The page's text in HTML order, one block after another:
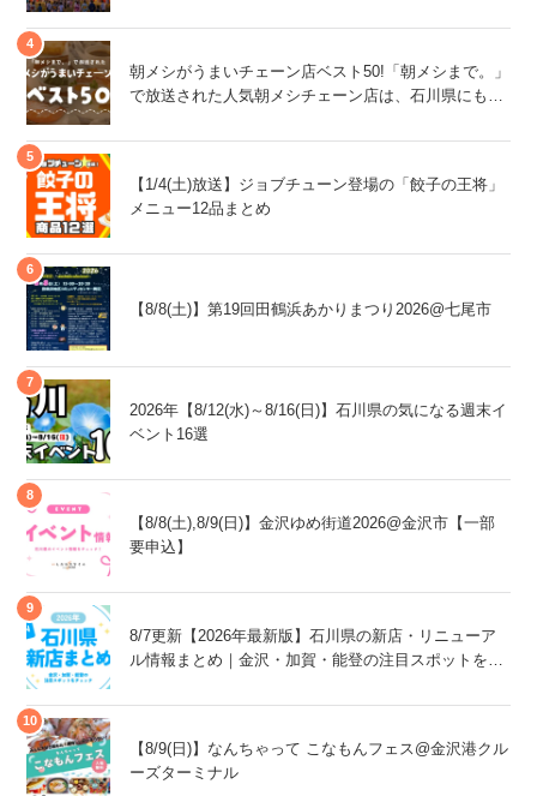
朝メシがうまいチェーン店ベスト50!「朝メシまで。」
で放送された人気朝メシチェーン店は、石川県にもあ
【1/4(土)放送】ジョブチューン登場の「餃子の王将」
メニュー12品まとめ
【8/8(土)】第19回田鶴浜あかりまつり2026@七尾市
2026年【8/12(水)～8/16(日)】石川県の気になる週末イ
ベント16選
【8/8(土),8/9(日)】金沢ゆめ街道2026@金沢市【一部
要申込】
8/7更新【2026年最新版】石川県の新店・リニューア
ル情報まとめ｜金沢・加賀・能登の注目スポットをチ
【8/9(日)】なんちゃって こなもんフェス@金沢港クル
ーズターミナル